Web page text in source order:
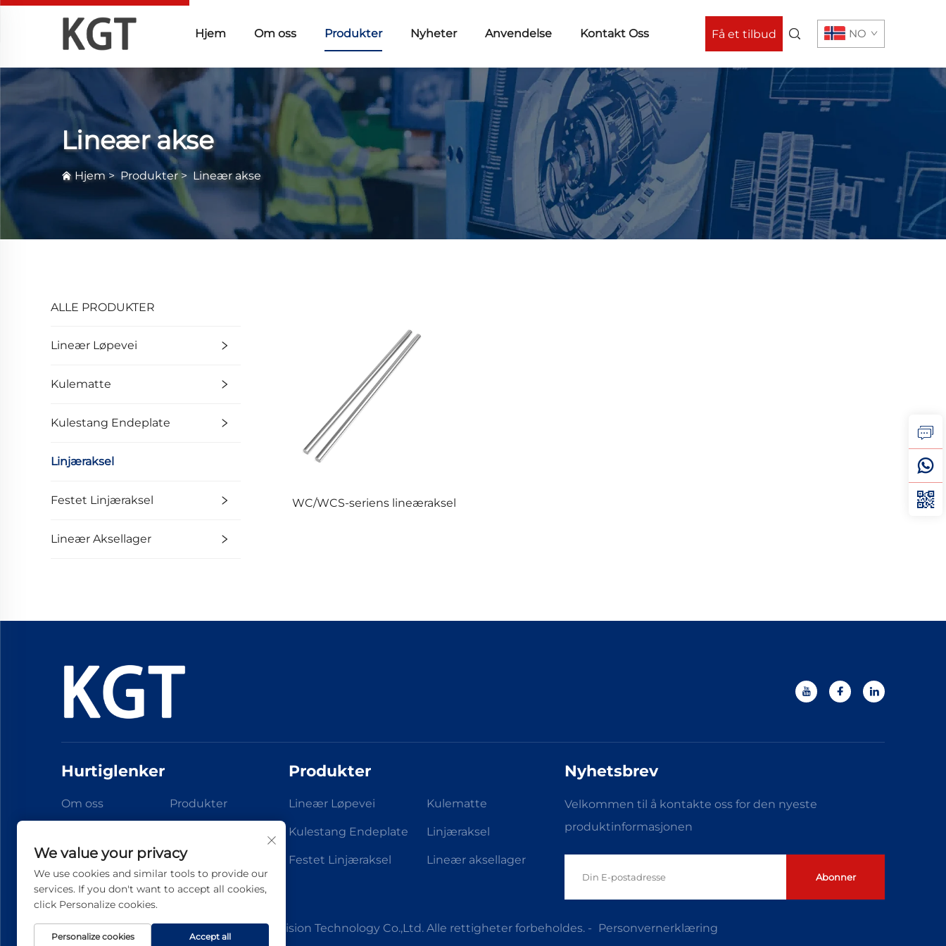
Hjem Om oss Produkter Nyheter Anvendelse Kontakt Oss Få et tilbud NO
Lineær akse
Hjem> Produkter > Lineær akse
ALLE PRODUKTER
Lineær Løpevei
Kulematte
Kulestang Endeplate
Linjæraksel
Festet Linjæraksel
Lineær Aksellager
WC/WCS-seriens lineæraksel
Hurtiglenker
Om oss Produkter
Kontakt Oss
Produkter
Lineær Løpevei Kulematte
Kulestang Endeplate Linjæraksel
Festet Linjæraksel Lineær aksellager
Nyhetsbrev
Velkommen til å kontakte oss for den nyeste
produktinformasjonen
Abonner
Copyright © 2026 Zhejiang Jiateng Precision Technology Co.,Ltd. Alle rettigheter forbeholdes. - Personvernerklæring
We value your privacy
We use cookies and similar tools to provide our
services. If you don't want to accept all cookies,
click Personalize cookies.
Personalize cookies Accept all